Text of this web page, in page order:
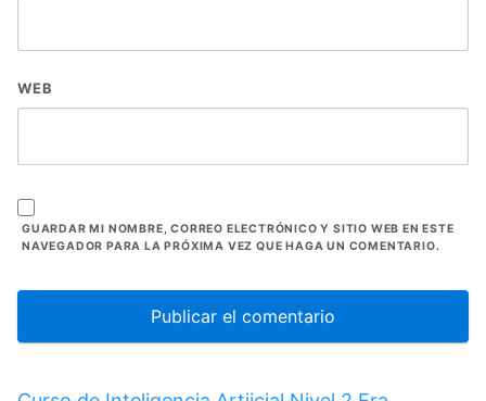
WEB
GUARDAR MI NOMBRE, CORREO ELECTRÓNICO Y SITIO WEB EN ESTE
NAVEGADOR PARA LA PRÓXIMA VEZ QUE HAGA UN COMENTARIO.